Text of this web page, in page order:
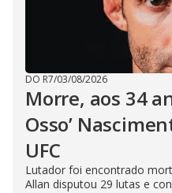
DO R7/03/08/2026
Morre, aos 34
Osso’
UFC
Lutador foi encontrado
Allan disputou 29 lutas e